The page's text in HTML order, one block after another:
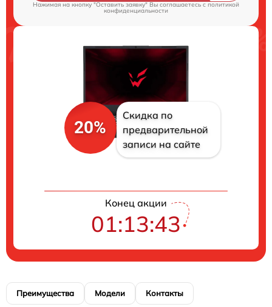
Нажимая на кнопку "Оставить заявку" Вы соглашаетесь cполитикой
конфиденциальности
20%
Скидка по
предварительной
записи на сайте
Конец акции
01:13:42
Преимущества Модели Контакты